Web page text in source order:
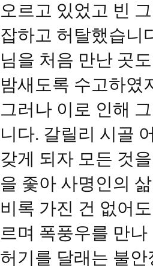
오르고 있었고 빈
잡하고 허탈했습니
님을 처음 만난 곳
밤새도록 수고하였
그러나 이로 인해
니다. 갈릴리 시골
갖게 되자 모든 것
을 좇아 사명인의
비록 가진 건 없어
르며 폭풍우를 만
허기를 달래는 불